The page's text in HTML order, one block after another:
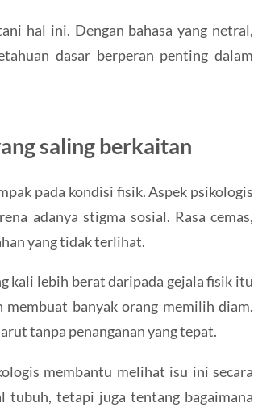
hal ini. Dengan bahasa yang netral,
dasar berperan penting dalam
saling berkaitan
pada kondisi fisik. Aspek psikologis
adanya stigma sosial. Rasa cemas,
yang tidak terlihat.
kali lebih berat daripada gejala fisik itu
banyak orang memilih diam.
tanpa penanganan yang tepat.
membantu melihat isu ini secara
tubuh, tetapi juga tentang bagaimana